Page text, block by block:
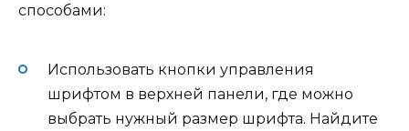
способами:
Использовать кнопки управления
шрифтом в верхней панели, где можно
выбрать нужный размер шрифта. Найдите